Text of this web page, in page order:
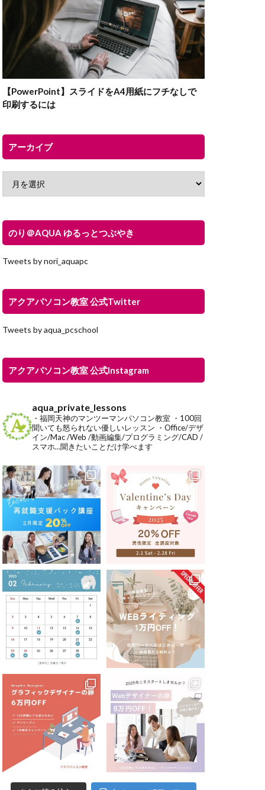
【PowerPoint】スライドをA4用紙にフチなしで
印刷するには
アーカイブ
のり＠AQUA ゆるっとつぶやき
Tweets by nori_aquapc
アクアパソコン教室 公式Twitter
Tweets by aqua_pcschool
アクアパソコン教室 公式Instagram
aqua_private_lessons
・福岡天神のマンツーマンパソコン教室 ・100回
聞いても怒られない優しいレッスン ・Office/デザ
イン/Mac /Web /動画編集/プログラミング/CAD /
スマホ…聞きたいことだけ学べます